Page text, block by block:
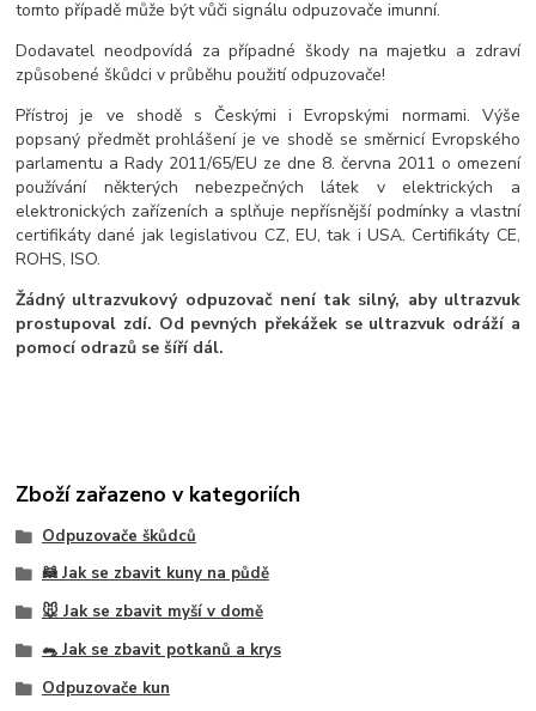
tomto případě může být vůči signálu odpuzovače imunní.
Dodavatel neodpovídá za případné škody na majetku a zdraví
způsobené škůdci v průběhu použití odpuzovače!
Přístroj je ve shodě s Českými i Evropskými normami. Výše
popsaný předmět prohlášení je ve shodě se směrnicí Evropského
parlamentu a Rady 2011/65/EU ze dne 8. června 2011 o omezení
používání některých nebezpečných látek v elektrických a
elektronických zařízeních a splňuje nepřísnější podmínky a vlastní
certifikáty dané jak legislativou CZ, EU, tak i USA. Certifikáty CE,
ROHS, ISO.
Žádný ultrazvukový odpuzovač není tak silný, aby ultrazvuk
prostupoval zdí. Od pevných překážek se ultrazvuk odráží a
pomocí odrazů se šíří dál.
Zboží zařazeno v kategoriích
Odpuzovače škůdců
🦝 Jak se zbavit kuny na půdě
🐭 Jak se zbavit myší v domě
🐀 Jak se zbavit potkanů a krys
Odpuzovače kun